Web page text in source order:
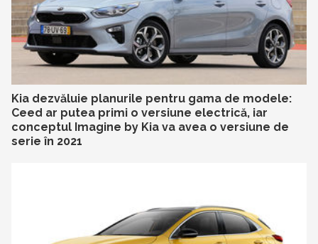
Kia dezvăluie planurile pentru gama de modele:
Ceed ar putea primi o versiune electrică, iar
conceptul Imagine by Kia va avea o versiune de
serie în 2021